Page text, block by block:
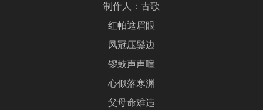
制作人：古歌
红帕遮眉眼
凤冠压鬓边
锣鼓声声喧
心似落寒渊
父母命难违